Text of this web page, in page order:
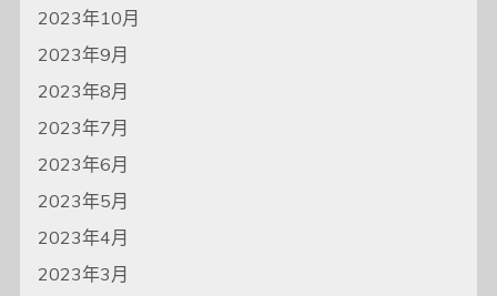
2023年10月
2023年9月
2023年8月
2023年7月
2023年6月
2023年5月
2023年4月
2023年3月